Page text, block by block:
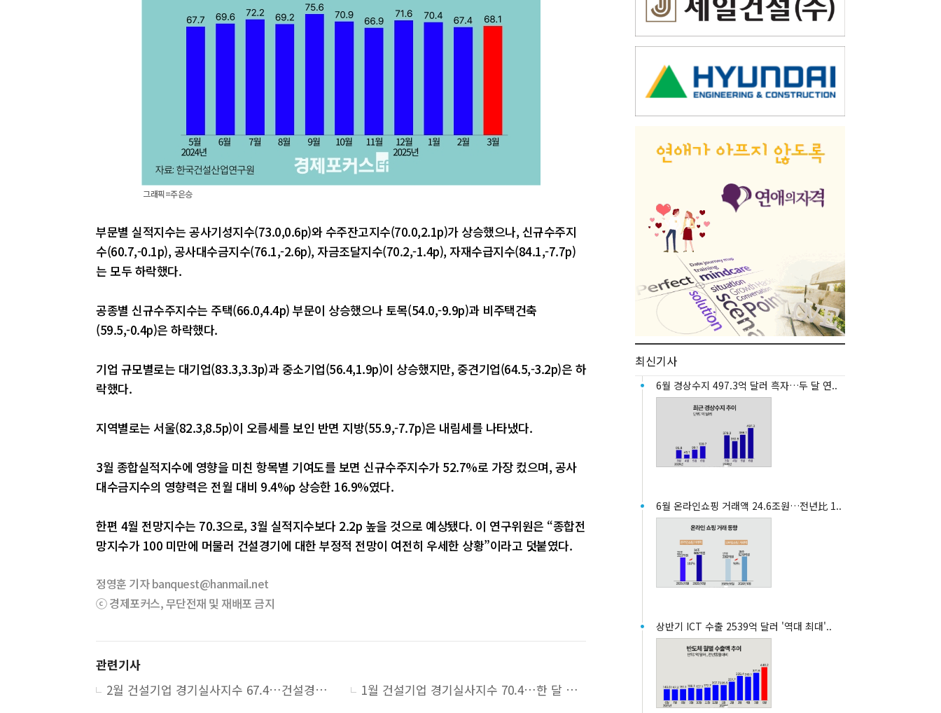
그래픽=주은승
부문별 실적지수는 공사기성지수(73.0,0.6p)와 수주잔고지수(70.0,2.1p)가 상승했으나, 신규수주지
수(60.7,-0.1p), 공사대수금지수(76.1,-2.6p), 자금조달지수(70.2,-1.4p), 자재수급지수(84.1,-7.7p)
는 모두 하락했다.
공종별 신규수주지수는 주택(66.0,4.4p) 부문이 상승했으나 토목(54.0,-9.9p)과 비주택건축
(59.5,-0.4p)은 하락했다.
기업 규모별로는 대기업(83.3,3.3p)과 중소기업(56.4,1.9p)이 상승했지만, 중견기업(64.5,-3.2p)은 하
락했다.
지역별로는 서울(82.3,8.5p)이 오름세를 보인 반면 지방(55.9,-7.7p)은 내림세를 나타냈다.
3월 종합실적지수에 영향을 미친 항목별 기여도를 보면 신규수주지수가 52.7%로 가장 컸으며, 공사
대수금지수의 영향력은 전월 대비 9.4%p 상승한 16.9%였다.
한편 4월 전망지수는 70.3으로, 3월 실적지수보다 2.2p 높을 것으로 예상됐다. 이 연구위원은 “종합전
망지수가 100 미만에 머물러 건설경기에 대한 부정적 전망이 여전히 우세한 상황”이라고 덧붙였다.
정영훈 기자 banquest@hanmail.net
ⓒ 경제포커스, 무단전재 및 재배포 금지
관련기사
2월 건설기업 경기실사지수 67.4…건설경기 침체 지속
1월 건설기업 경기실사지수 70.4…한 달 만에 하락 전환
최신기사
6월 경상수지 497.3억 달러 흑자…두 달 연..
6월 온라인쇼핑 거래액 24.6조원…전년比 1..
상반기 ICT 수출 2539억 달러 '역대 최대'..